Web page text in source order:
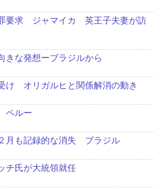
要求 ジャマイカ 英王子夫妻が訪
きな発想ーブラジルから
け オリガルヒと関係解消の動き
ペルー
月も記録的な消失 ブラジル
氏が大統領就任